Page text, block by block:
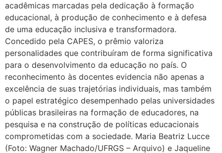
acadêmicas marcadas pela dedicação à formação
educacional, à produção de conhecimento e à defesa
de uma educação inclusiva e transformadora.
Concedido pela CAPES, o prêmio valoriza
personalidades que contribuíram de forma significativa
para o desenvolvimento da educação no país. O
reconhecimento às docentes evidencia não apenas a
excelência de suas trajetórias individuais, mas também
o papel estratégico desempenhado pelas universidades
públicas brasileiras na formação de educadores, na
pesquisa e na construção de políticas educacionais
comprometidas com a sociedade. Maria Beatriz Lucce
(Foto: Wagner Machado/UFRGS – Arquivo) e Jaqueline